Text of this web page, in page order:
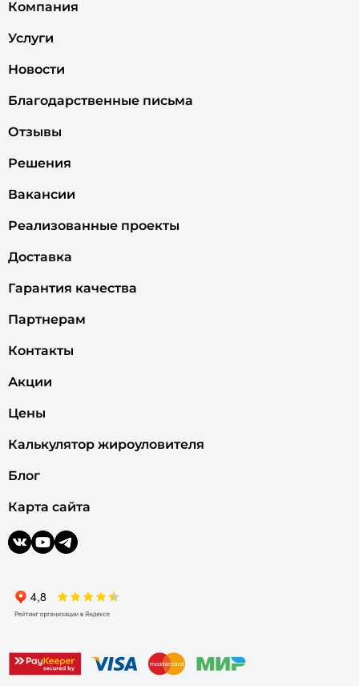
Компания
Услуги
Новости
Благодарственные письма
Отзывы
Решения
Вакансии
Реализованные проекты
Доставка
Гарантия качества
Партнерам
Контакты
Акции
Цены
Калькулятор жироуловителя
Блог
Карта сайта